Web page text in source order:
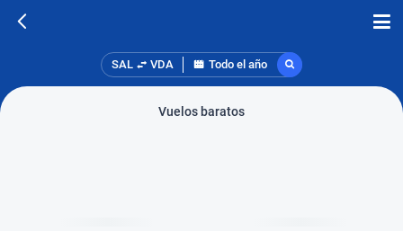
SAL VDA Todo el año
Vuelos baratos